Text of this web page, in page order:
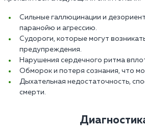
Сильные галлюцинации и
паранойю и агрессию.
Судороги, которые могут
предупреждения.
Нарушения сердечного ритма
Обморок и потеря сознания, что
Дыхательная недостаточность,
смерти.